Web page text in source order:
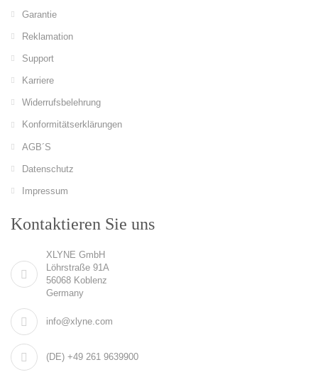
Garantie
Reklamation
Support
Karriere
Widerrufsbelehrung
Konformitätserklärungen
AGB´S
Datenschutz
Impressum
Kontaktieren Sie uns
XLYNE GmbH
Löhrstraße 91A
56068 Koblenz
Germany
info@xlyne.com
(DE) +49 261 9639900